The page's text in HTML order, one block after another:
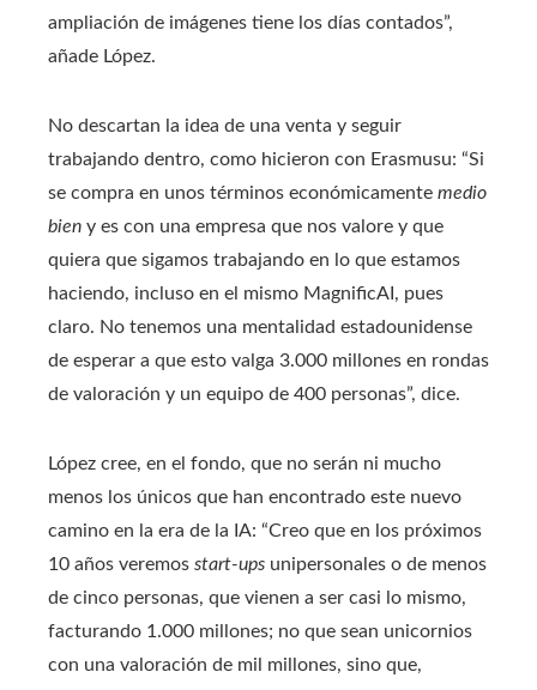
ampliación de imágenes tiene los días contados”,
añade López.
No descartan la idea de una venta y seguir
trabajando dentro, como hicieron con Erasmusu: “Si
se compra en unos términos económicamente medio
bien y es con una empresa que nos valore y que
quiera que sigamos trabajando en lo que estamos
haciendo, incluso en el mismo MagnificAI, pues
claro. No tenemos una mentalidad estadounidense
de esperar a que esto valga 3.000 millones en rondas
de valoración y un equipo de 400 personas”, dice.
López cree, en el fondo, que no serán ni mucho
menos los únicos que han encontrado este nuevo
camino en la era de la IA: “Creo que en los próximos
10 años veremos start-ups unipersonales o de menos
de cinco personas, que vienen a ser casi lo mismo,
facturando 1.000 millones; no que sean unicornios
con una valoración de mil millones, sino que,